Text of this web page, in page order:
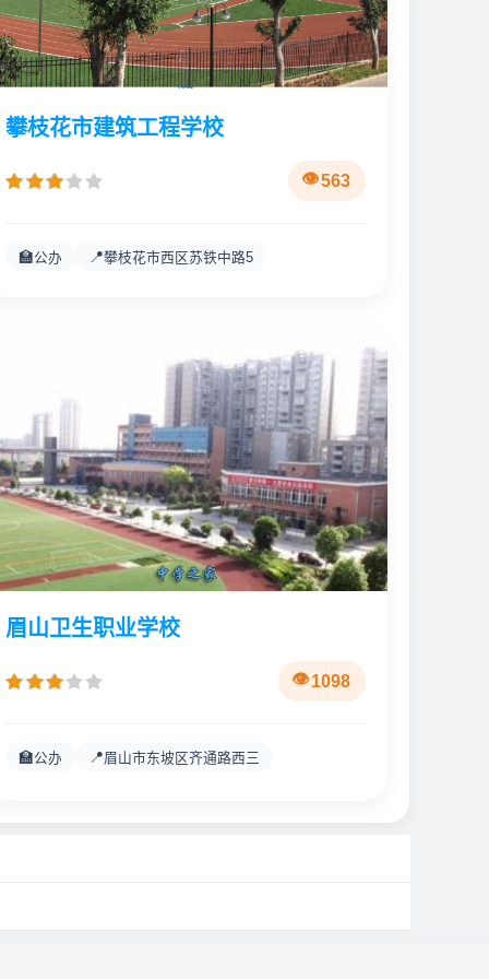
攀枝花市建筑工程学校
563
🏫公办 📍攀枝花市西区苏铁中路5
眉山卫生职业学校
1098
🏫公办 📍眉山市东坡区齐通路西三